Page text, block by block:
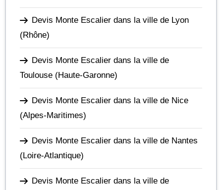
Devis Monte Escalier dans la ville de Lyon
(Rhône)
Devis Monte Escalier dans la ville de
Toulouse (Haute-Garonne)
Devis Monte Escalier dans la ville de Nice
(Alpes-Maritimes)
Devis Monte Escalier dans la ville de Nantes
(Loire-Atlantique)
Devis Monte Escalier dans la ville de